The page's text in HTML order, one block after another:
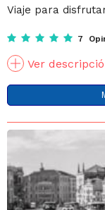
Viaje para
7
Ver